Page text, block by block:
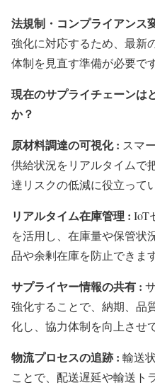
法規制・コンプライアンス
強化に対応するため、最新
体制を見直す準備が必要です
現在のサプライチェーンは
か？
原材料調達の可視化 : スマ
供給状況をリアルタイムで
達リスクの低減に役立って
リアルタイム在庫管理 : IoT
を活用し、在庫量や保管状
品や余剰在庫を防止できます
サプライヤー情報の共有 :
強化することで、納期、品
化し、協力体制を向上させ
物流プロセスの追跡 : 輸送
ことで、配送遅延や輸送ト